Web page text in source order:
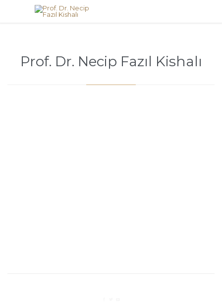
Prof. Dr. Necip Fazıl Kishalı